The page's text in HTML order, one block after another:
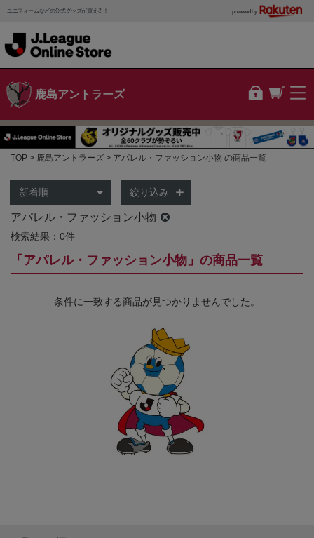
ユニフォームなどの公式グッズが買える！ powered by
鹿島アントラーズ
TOP 鹿島アントラーズ アパレル・ファッション小物 の商品一覧
絞り込み
アパレル・ファッション小物
検索結果：0件
「アパレル・ファッション小物」の商品一覧
条件に一致する商品が見つかりませんでした。